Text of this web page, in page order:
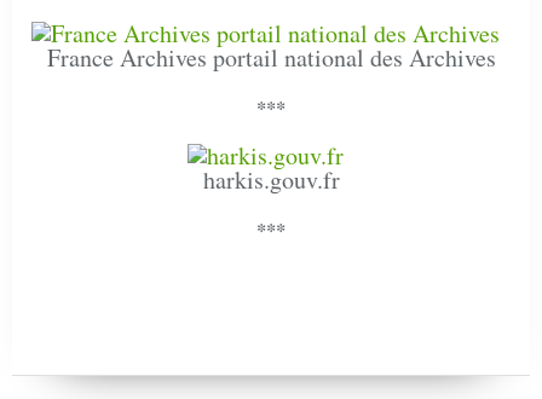
France Archives portail national des Archives
***
harkis.gouv.fr
***